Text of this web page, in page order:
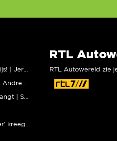
RTL
RTL Autowereld zie